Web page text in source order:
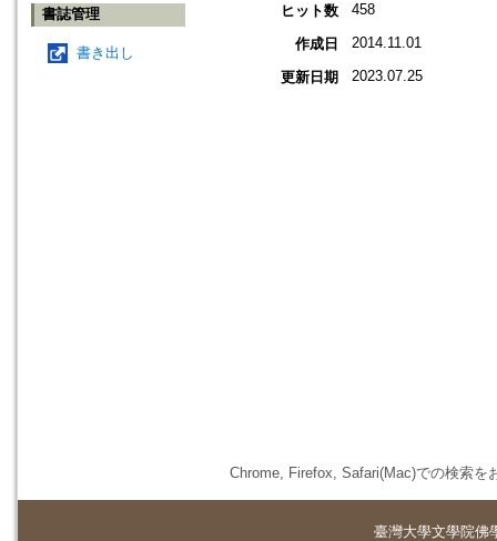
書誌管理
書き出し
ヒット数
458
作成日 2014.11.01
更新日期 2023.07.25
Chrome, Firefox, Safari(Mac)での検索を
臺灣大學文學院佛